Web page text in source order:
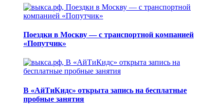
Поездки в Москву — с транспортной компанией
«Попутчик»
В «АйТиКидс» открыта запись на бесплатные
пробные занятия